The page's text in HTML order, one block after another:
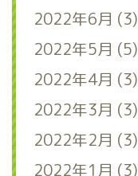
2022年6月 (3)
2022年5月 (5)
2022年4月 (3)
2022年3月 (3)
2022年2月 (3)
2022年1月 (3)